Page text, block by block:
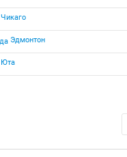
Чикаго
Эдмонтон
Юта